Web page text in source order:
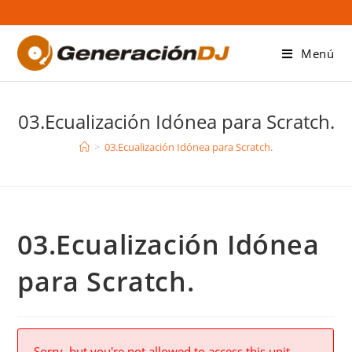
al
contenido
Menú
03.Ecualización Idónea para Scratch.
> 03.Ecualización Idónea para Scratch.
03.Ecualización Idónea
para Scratch.